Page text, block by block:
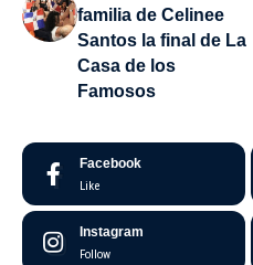
familia de Celinee
Santos la final de La
Casa de los
Famosos
Facebook
Like
Instagram
Follow